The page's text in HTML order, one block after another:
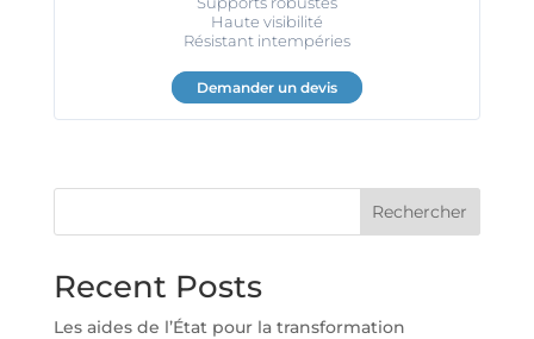
Haute visibilité
Résistant intempéries
Demander un devis
Rechercher
Recent Posts
Les aides de l’État pour la transformation